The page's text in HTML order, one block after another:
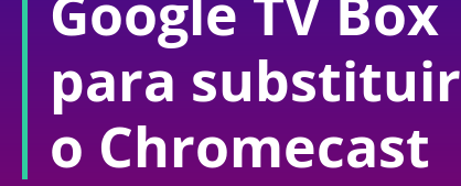
para substituir
o Chromecast